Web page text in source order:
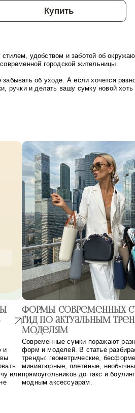
Купить
удобством и заботой об
городской жительницы.
об уходе. А если хочется
ручки и делать вашу сумку новой
и
или
Формы современных
гид по актуальным
моделям
Современные сумки поражают
форм и моделей. В статье
тренды: геометрические,
миниатюрные, плетёные,
прямоугольников до такс и
модным аксессуарам.